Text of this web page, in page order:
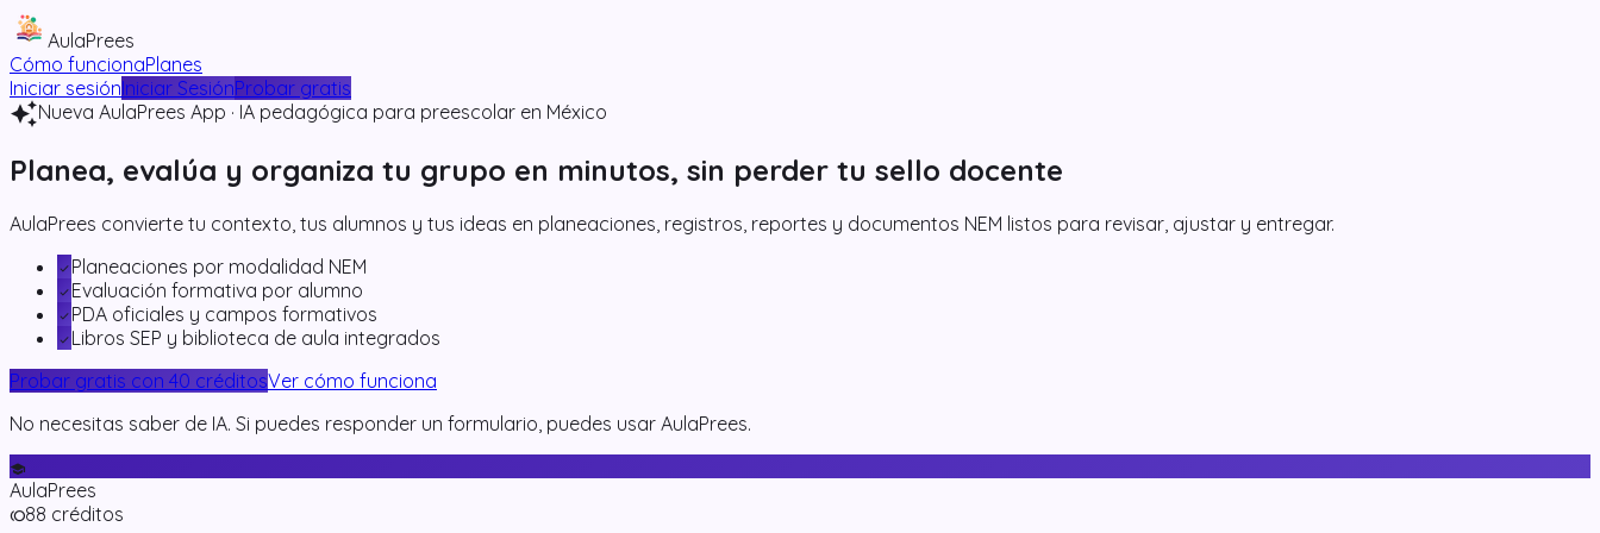
AulaPrees
Cómo funcionaPlanes
Iniciar sesiónIniciar SesiónProbar gratis
auto_awesomeNueva AulaPrees App · IA pedagógica para preescolar en México
Planea, evalúa y organiza tu grupo en minutos, sin perder tu sello docente
AulaPrees convierte tu contexto, tus alumnos y tus ideas en planeaciones, registros, reportes y documentos NEM listos para revisar, ajustar y entregar.
check Planeaciones por modalidad NEM
check Evaluación formativa por alumno
check PDA oficiales y campos formativos
check Libros SEP y biblioteca de aula integrados
Probar gratis con 40 créditosVer cómo funciona
No necesitas saber de IA. Si puedes responder un formulario, puedes usar AulaPrees.
school
AulaPrees
toll88 créditos